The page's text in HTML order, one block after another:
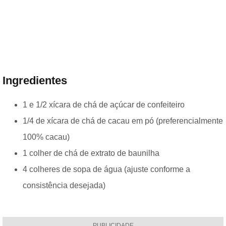
Ingredientes
1 e 1/2 xícara de chá de açúcar de confeiteiro
1/4 de xícara de chá de cacau em pó (preferencialmente
100% cacau)
1 colher de chá de extrato de baunilha
4 colheres de sopa de água (ajuste conforme a
consistência desejada)